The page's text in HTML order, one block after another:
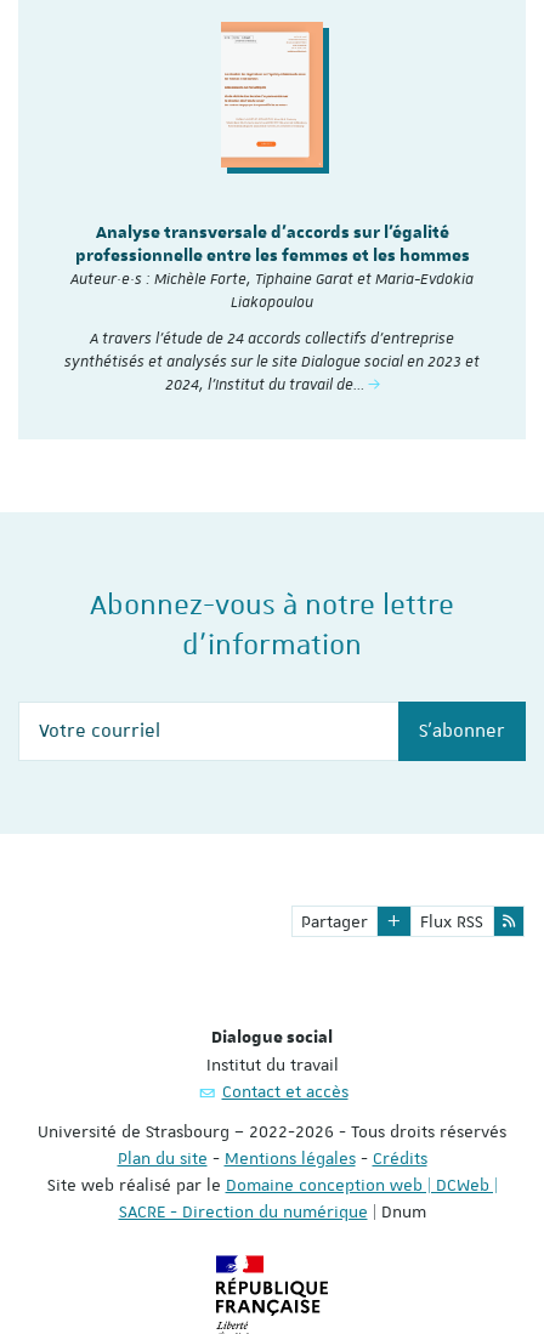
Analyse transversale d'accords sur l'égalité
professionnelle entre les femmes et les hommes
Auteur·e·s : Michèle Forte, Tiphaine Garat et Maria-Evdokia
Liakopoulou
A travers l’étude de 24 accords collectifs d’entreprise
synthétisés et analysés sur le site Dialogue social en 2023 et
2024, l'Institut du travail de…
Abonnez-vous à notre lettre
d'information
S'abonner
Partager Flux RSS
Dialogue social
Institut du travail
Contact et accès
Université de Strasbourg – 2022-2026 - Tous droits réservés
Plan du site - Mentions légales- Crédits
Site web réalisé par le Domaine conception web | DCWeb |
SACRE - Direction du numérique | Dnum